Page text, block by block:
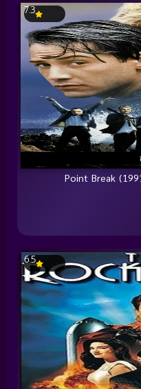
7.3
Point Break
6.5